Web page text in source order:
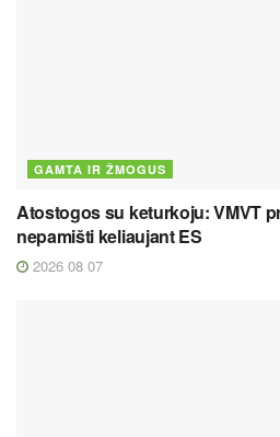
GAMTA IR ŽMOGUS
Atostogos su keturkoju: VMVT
nepamišti keliaujant ES
2026 08 07